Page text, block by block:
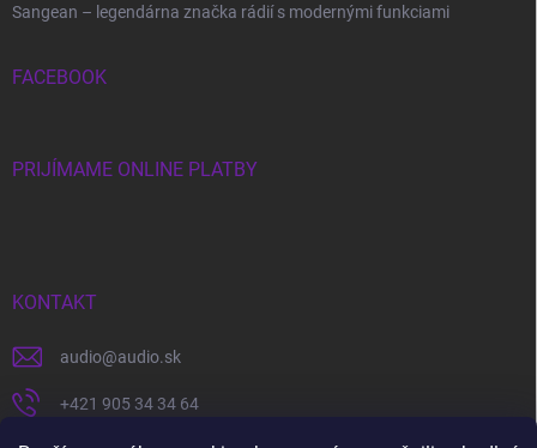
Sangean – legendárna značka rádií s modernými funkciami
FACEBOOK
PRIJÍMAME ONLINE PLATBY
KONTAKT
audio@audio.sk
+421 905 34 34 64